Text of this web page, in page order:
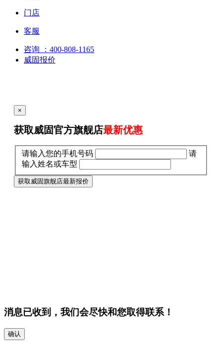
门店
客服
咨询
：400-808-1165
威固报价
×
获取威固官方旗舰店最新优惠
请输入您的手机号码
请
输入姓名或车型
获取威固旗舰店最新报价
消息已收到，我们会尽快和您取得联系！
确认